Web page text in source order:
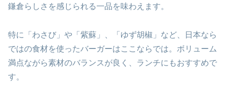
鎌倉らしさを感じられる一品を味わえます。
特に「わさび」や「紫蘇」、「ゆず胡椒」など、日本なら
ではの食材を使ったバーガーはここならでは。ボリューム
満点ながら素材のバランスが良く、ランチにもおすすめで
す。